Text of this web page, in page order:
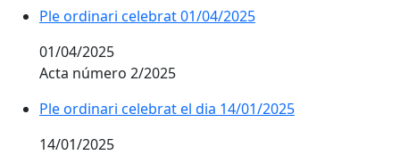
Ple ordinari celebrat 01/04/2025
01/04/2025
Acta número 2/2025
Ple ordinari celebrat el dia 14/01/2025
14/01/2025